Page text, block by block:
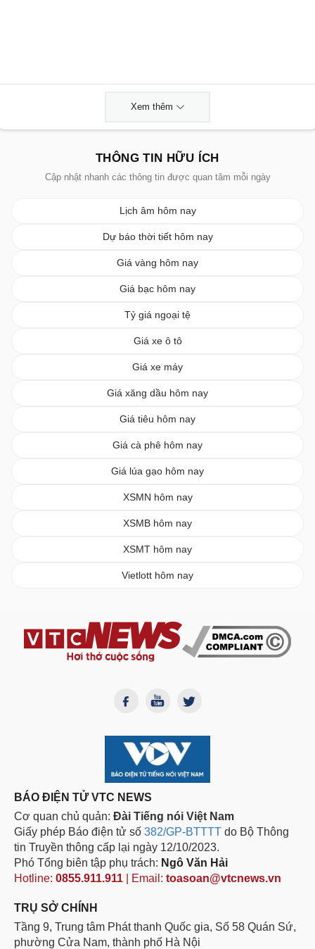
Xem thêm
THÔNG TIN HỮU ÍCH
Cập nhật nhanh các thông tin được quan tâm mỗi ngày
Lịch âm hôm nay
Dự báo thời tiết hôm nay
Giá vàng hôm nay
Giá bạc hôm nay
Tỷ giá ngoại tệ
Giá xe ô tô
Giá xe máy
Giá xăng dầu hôm nay
Giá tiêu hôm nay
Giá cà phê hôm nay
Giá lúa gạo hôm nay
XSMN hôm nay
XSMB hôm nay
XSMT hôm nay
Vietlott hôm nay
BÁO ĐIỆN TỬ VTC NEWS
Cơ quan chủ quản: Đài Tiếng nói Việt Nam
Giấy phép Báo điện tử số 382/GP-BTTTT do Bộ Thông
tin Truyền thông cấp lại ngày 12/10/2023.
Phó Tổng biên tập phụ trách: Ngô Văn Hải
Hotline: 0855.911.911 | Email: toasoan@vtcnews.vn
TRỤ SỞ CHÍNH
Tầng 9, Trung tâm Phát thanh Quốc gia, Số 58 Quán Sứ,
phường Cửa Nam, thành phố Hà Nội